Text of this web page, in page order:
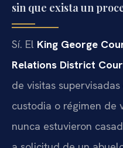
sin que exista un
Sí. El King George
Relations District
de visitas
custodia o régimen de
nunca estuvieron